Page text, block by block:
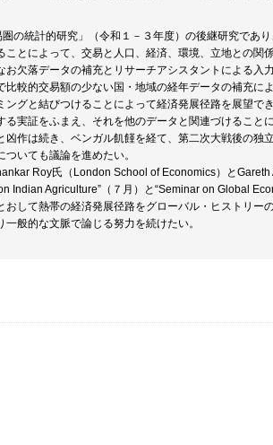
の統計的研究」（令和１－３年度）の後継研究であ
とによって、交易と人口、経済、環境、立地との関
欠落データの補充とリサーチアシスタントによる入
較的交易額の少ない国・地域の経年データの補充に
グと結びつけることによって経済発展径路を展望で
る実証をふまえ、それを他のデータと関連づけるこ
凶作は続き、ベンガル飢饉を経て、第二次大戦後の独
いても議論を進めたい。
Roy氏（London School of Economics）と
Indian Agriculture”（７月）と“Seminar on Global
おして熱帯の経済発展径路をグローバル・ヒストリー
般的な文脈で論じる努力を続けたい。